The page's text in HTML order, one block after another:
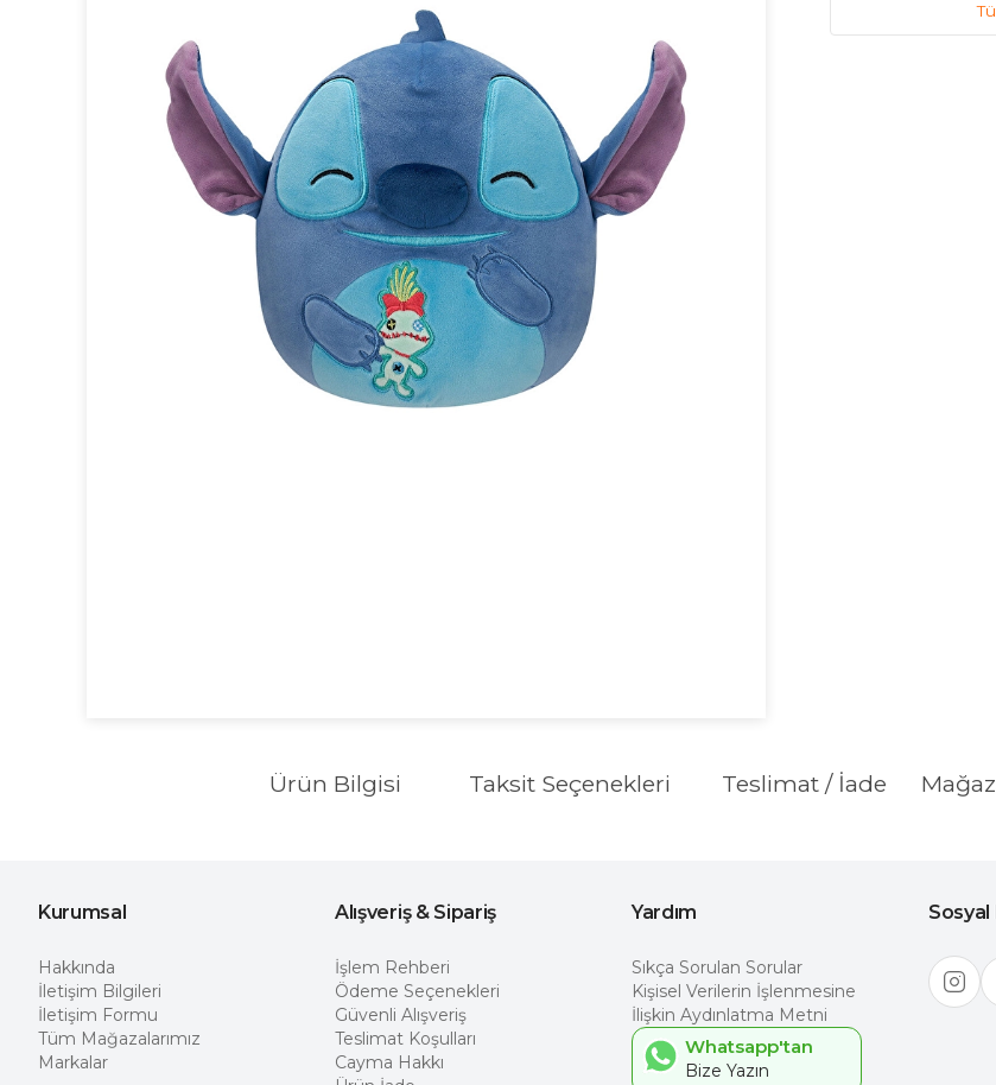
Ürün Bilgisi Taksit Seçenekleri Teslimat / İade
Kurumsal
Hakkında
İletişim Bilgileri
İletişim Formu
Tüm Mağazalarımız
Markalar
Alışveriş & Sipariş
İşlem Rehberi
Ödeme Seçenekleri
Güvenli Alışveriş
Teslimat Koşulları
Cayma Hakkı
Yardım
Sıkça Sorulan Sorular
Kişisel Verilerin İşlenmesine
İlişkin Aydınlatma Metni
Whatsapp'tan